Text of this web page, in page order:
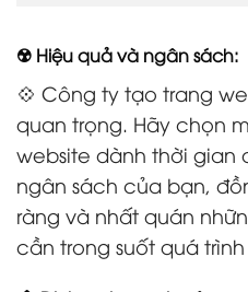
☢️ Hiệu quả và ngân sách:
💠 Công ty tạo trang
quan trọng. Hãy chọn
website dành thời gian
ngân sách của bạn,
ràng và nhất quán
cần trong suốt quá